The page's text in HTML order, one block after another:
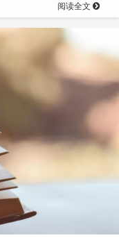
阅读全文